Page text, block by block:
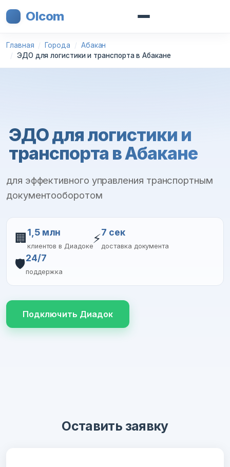
Olcom
Главная Города
Абакан
ЭДО для логистики и транспорта в Абакане
ЭДО для логистики и
транспорта в Абакане
для эффективного управления транспортным
документооборотом
🏢 1,5 млн
клиентов в Диадоке
⚡7 сек
доставка документа
🛡️24/7
поддержка
Подключить Диадок
Оставить заявку